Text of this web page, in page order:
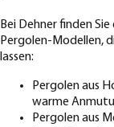
Bei Dehner finden
Pergolen-Modellen,
lassen:
Pergolen aus
warme
Pergolen aus